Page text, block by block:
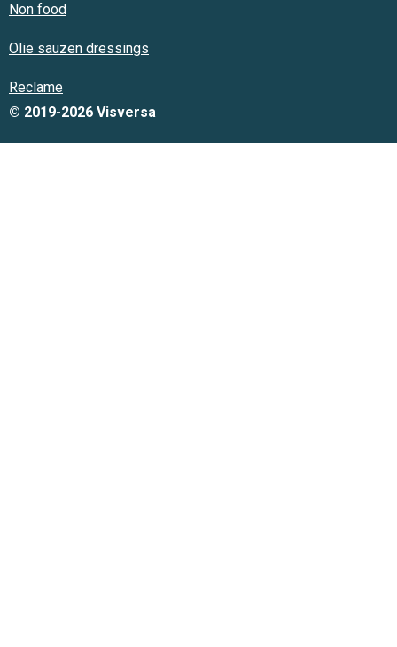
Non food
Olie sauzen dressings
Reclame
© 2019-2026 Visversa